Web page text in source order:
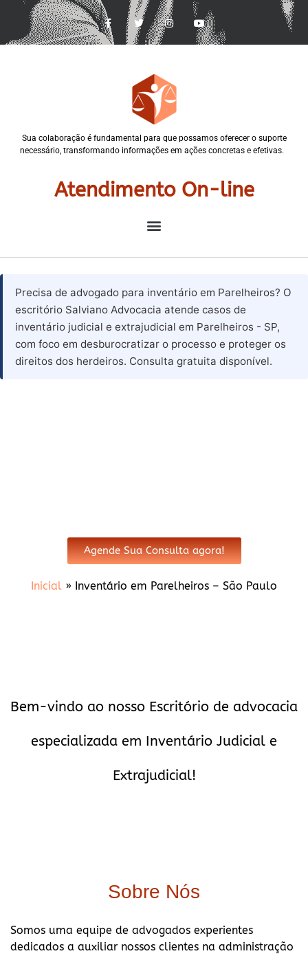
Sua colaboração é fundamental para que possamos oferecer o suporte
necessário, transformando informações em ações concretas e efetivas.
Atendimento On-line
Precisa de advogado para inventário em Parelheiros? O
escritório Salviano Advocacia atende casos de
inventário judicial e extrajudicial em Parelheiros - SP,
com foco em desburocratizar o processo e proteger os
direitos dos herdeiros. Consulta gratuita disponível.
Agende Sua Consulta agora!
Inicial » Inventário em Parelheiros – São Paulo
Bem-vindo ao nosso Escritório de advocacia
especializada em Inventário Judicial e
Extrajudicial!
Sobre Nós
Somos uma equipe de advogados experientes
dedicados a auxiliar nossos clientes na administração